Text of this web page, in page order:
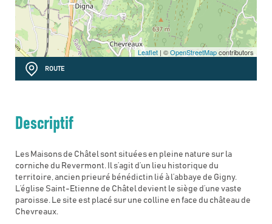
Leaflet | ©OpenStreetMapcontributors
ROUTE
Descriptif
Les Maisons de Châtel sont situées en pleine nature sur la
corniche du Revermont. Il s’agit d’un lieu historique du
territoire, ancien prieuré bénédictin lié à l’abbaye de Gigny.
L’église Saint-Etienne de Châtel devient le siège d’une vaste
paroisse. Le site est placé sur une colline en face du château de
Chevreaux.